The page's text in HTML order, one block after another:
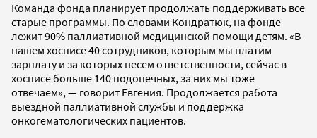
Команда фонда планирует продолжать поддерживать все
старые программы. По словами Кондратюк, на фонде
лежит 90% паллиативной медицинской помощи детям. «В
нашем хосписе 40 сотрудников, которым мы платим
зарплату и за которых несем ответственности, сейчас в
хосписе больше 140 подопечных, за них мы тоже
отвечаем», — говорит Евгения. Продолжается работа
выездной паллиативной службы и поддержка
онкогематологических пациентов.